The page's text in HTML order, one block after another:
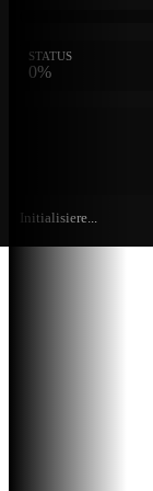
STATUS
0%
Initialisiere...